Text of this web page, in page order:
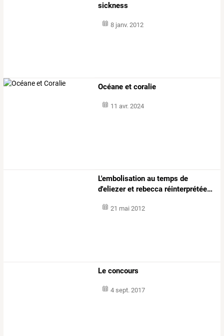
sickness
8 janv. 2012
Océane et coralie
11 avr. 2024
L'embolisation au temps de
d'eliezeret rebecca réinterprétée…
21 mai 2012
Le concours
4 sept. 2017